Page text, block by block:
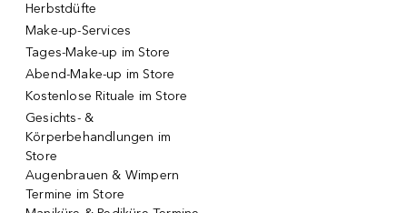
Herbstdüfte
Make-up-Services
Tages-Make-up im Store
Abend-Make-up im Store
Kostenlose Rituale im Store
Gesichts- &
Körperbehandlungen im
Store
Augenbrauen & Wimpern
Termine im Store